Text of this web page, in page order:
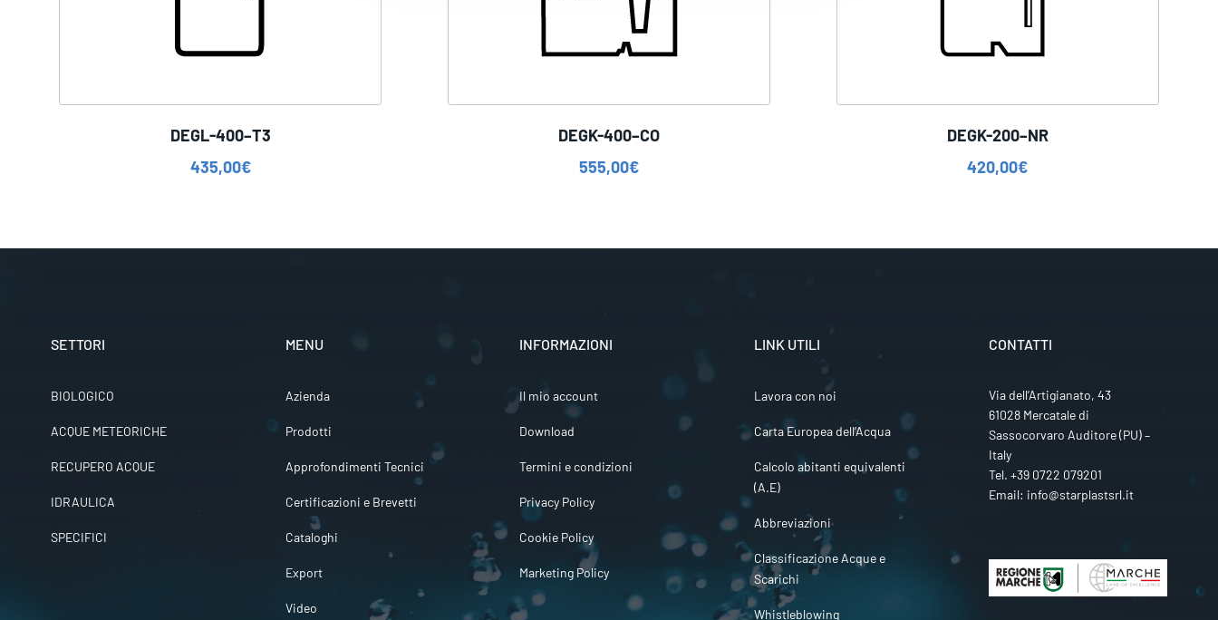
DEGL-400–T3
435,00€
DEGK-400–CO
555,00€
DEGK-200–NR
420,00€
SETTORI
BIOLOGICO
ACQUE METEORICHE
RECUPERO ACQUE
IDRAULICA
SPECIFICI
MENU
Azienda
Prodotti
Approfondimenti Tecnici
Certificazioni e Brevetti
Cataloghi
Export
Video
INFORMAZIONI
Il mio account
Download
Termini e condizioni
Privacy Policy
Cookie Policy
Marketing Policy
LINK UTILI
Lavora con noi
Carta Europea dell’Acqua
Calcolo abitanti equivalenti
(A.E)
Abbreviazioni
Classificazione Acque e
Scarichi
Whistleblowing
CONTATTI
Via dell’Artigianato, 43
61028 Mercatale di
Sassocorvaro Auditore (PU) –
Italy
Tel. +39 0722 079201
Email: info@starplastsrl.it